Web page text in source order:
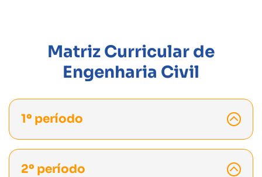
Matriz Curricular de
Engenharia Civil
1º período
2º período